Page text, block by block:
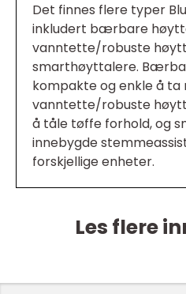
Det finnes flere typer
inkludert bærbare
vanntette/robuste
smarthøyttalere.
kompakte og enkle å ta
vanntette/robuste
å tåle tøffe forhold, og
innebygde
forskjellige enheter.
Les flere